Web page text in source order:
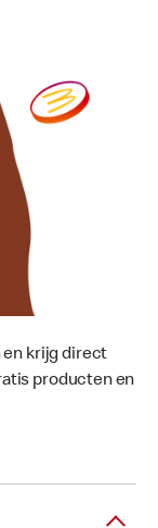
en krijg direct
producten en